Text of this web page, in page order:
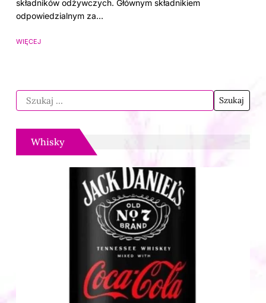
składników odżywczych. Głównym składnikiem
odpowiedzialnym za…
WIĘCEJ
Whisky